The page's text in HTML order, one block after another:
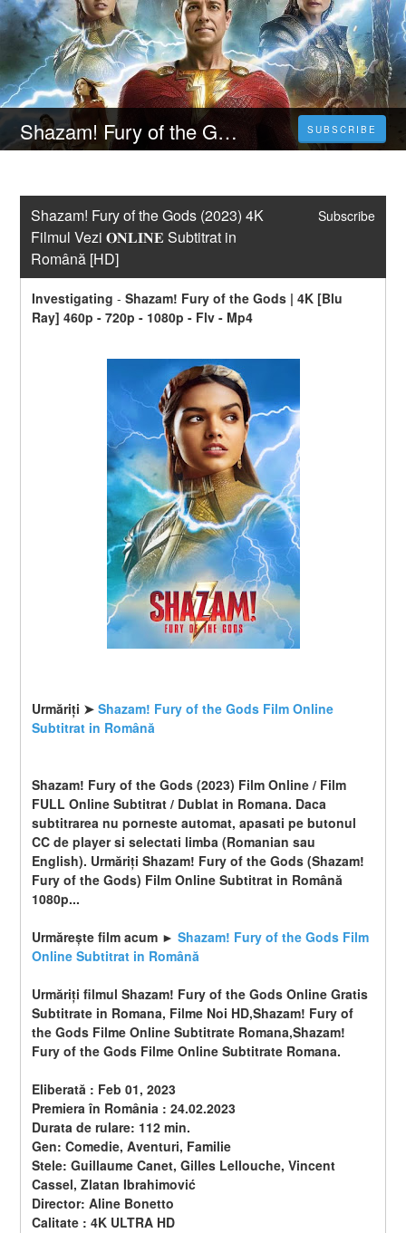
Shazam! Fury of the Gods (2023) 4K Filmul Vezi 𝐎𝐍𝐋𝐈𝐍𝐄 Subtitrat in Română [HD] SUBSCRIBE
Shazam! Fury of the Gods (2023) 4K
Filmul Vezi 𝐎𝐍𝐋𝐈𝐍𝐄 Subtitrat in
Română [HD]
Subscribe
Investigating -Shazam! Fury of the Gods | 4K [Blu
Ray] 460p - 720p - 1080p - Flv - Mp4
Urmăriți ➤ Shazam! Fury of the Gods Film Online
Subtitrat in Română
Shazam! Fury of the Gods (2023) Film Online / Film
FULL Online Subtitrat / Dublat in Romana. Daca
subtitrarea nu porneste automat, apasati pe butonul
CC de player si selectati limba (Romanian sau
English). Urmăriți Shazam! Fury of the Gods (Shazam!
Fury of the Gods) Film Online Subtitrat in Română
1080p...
Urmărește film acum ► Shazam! Fury of the Gods Film
Online Subtitrat in Română
Urmăriți filmul Shazam! Fury of the Gods Online Gratis
Subtitrate in Romana, Filme Noi HD,Shazam! Fury of
the Gods Filme Online Subtitrate Romana,Shazam!
Fury of the Gods Filme Online Subtitrate Romana.
Eliberată : Feb 01, 2023
Premiera în România : 24.02.2023
Durata de rulare: 112 min.
Gen: Comedie, Aventuri, Familie
Stele: Guillaume Canet, Gilles Lellouche, Vincent
Cassel, Zlatan Ibrahimović
Director: Aline Bonetto
Calitate : 4K ULTRA HD